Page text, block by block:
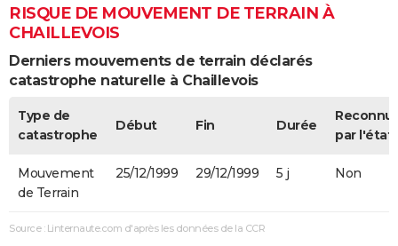
RISQUE DE MOUVEMENT DE TERRAIN À
CHAILLEVOIS
Derniers mouvements de terrain déclarés
catastrophe naturelle à Chaillevois
Type de
catastrophe
Début Fin Durée
par l'état
Mouvement
de Terrain
25/12/1999 29/12/1999 5 j Non
Source : Linternaute.com d'après les données de la CCR